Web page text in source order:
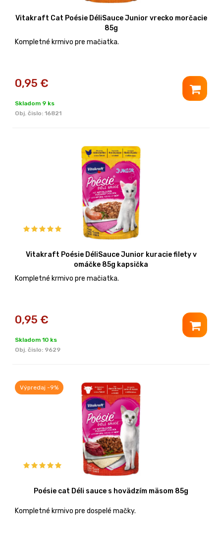
Vitakraft Cat Poésie DéliSauce Junior vrecko morčacie
85g
Kompletné krmivo pre mačiatka.
0,95 €
Skladom 9 ks
Obj. čislo: 16821
Vitakraft Poésie DéliSauce Junior kuracie filety v
omáčke 85g kapsička
Kompletné krmivo pre mačiatka.
0,95 €
Skladom 10 ks
Obj. čislo: 9629
Výpredaj -9%
Poésie cat Déli sauce s hovädzím mäsom 85g
Kompletné krmivo pre dospelé mačky.